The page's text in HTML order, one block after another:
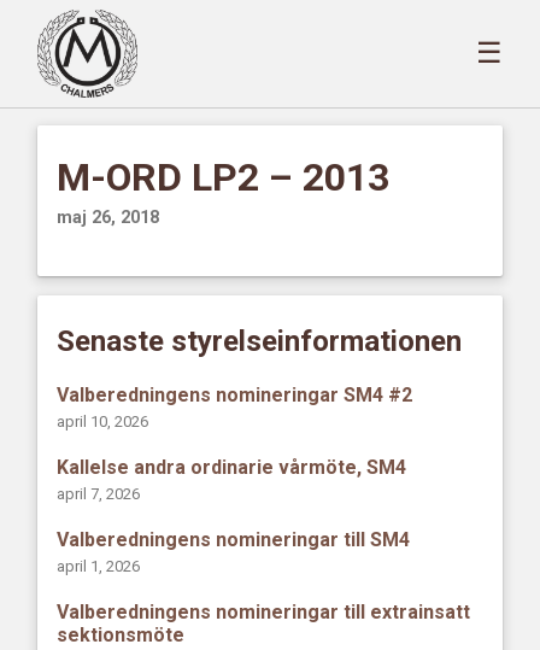
☰
M-ORD LP2 – 2013
maj 26, 2018
Senaste styrelseinformationen
Valberedningens nomineringar SM4 #2
april 10, 2026
Kallelse andra ordinarie vårmöte, SM4
april 7, 2026
Valberedningens nomineringar till SM4
april 1, 2026
Valberedningens nomineringar till extrainsatt
sektionsmöte